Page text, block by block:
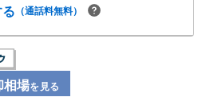
控除」ってなに？・「確定申告書」っ
ゆるご相談を承ります。・ライフプ
ン・生活収支の資金の流れを分かり
お客様のライフプランに合った資金
（通話料無料）
相場を見る